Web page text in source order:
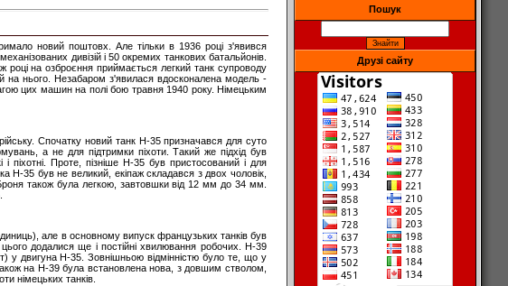
новий поштовх. Але тільки в 1936 році з'явився
дивізій і 50 окремих танкових батальйонів.
на озброєння приймається легкий танк супроводу
на нього. Незабаром з'явилася вдосконалена модель -
цих машин на полі бою травня 1940 року. Німецьким
Спочатку новий танк Н-35 призначався для суто
а не для підтримки піхоти. Такий же підхід був
піхотні. Проте, пізніше Н-35 був пристосований і для
Н-35 був не великий, екіпаж складався з двох чоловік,
також була легкою, завтовшки від 12 мм до 34 мм.
але в основному випуск французьких танків був
додалися ще і постійні хвилювання робочих. Н-39
у двигуна Н-35. Зовнішньою відмінністю було те, що у
на Н-39 була встановлена нова, з довшим стволом,
німецьких танків.
Пошук
Друзі сайту